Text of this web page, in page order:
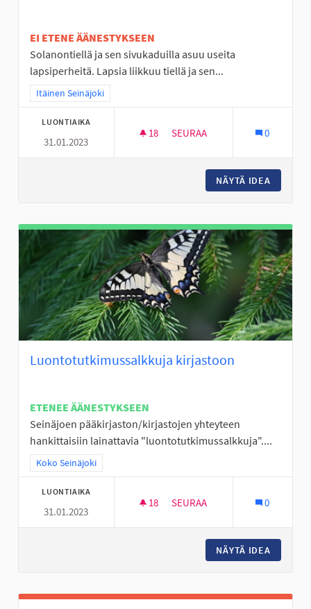
EI ETENE ÄÄNESTYKSEEN
Solanontiellä ja sen sivukaduilla asuu useita
lapsiperheitä. Lapsia liikkuu tiellä ja sen...
Rajaa tulokset teeman mukaan: Itäinen Seinäjoki
Itäinen Seinäjoki
LUONTIAIKA
31.01.2023
18 18 SEURAAJAA
SEURAA 0
NÄYTÄ IDEA
Luontotutkimussalkkuja kirjastoon
ETENEE ÄÄNESTYKSEEN
Seinäjoen pääkirjaston/kirjastojen yhteyteen
hankittaisiin lainattavia "luontotutkimussalkkuja"....
Rajaa tulokset teeman mukaan: Koko Seinäjoki
Koko Seinäjoki
LUONTIAIKA
31.01.2023
18 18 SEURAAJAA
SEURAA 0
NÄYTÄ IDEA